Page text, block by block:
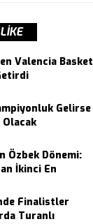
Valencia Basket
Gelirse
Olacak
Özbek Dönemi:
İkinci En
Finalistler
Turanlı